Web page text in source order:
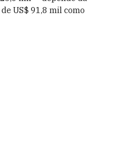
US$ 91,8 mil como